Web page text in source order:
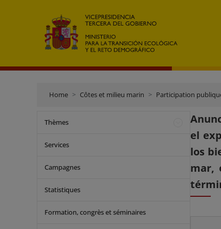
Home Côtes et milieu marin Participation
Thèmes
Services
Campagnes
Statistiques
Formation, congrès et séminaires
el
los
mar,